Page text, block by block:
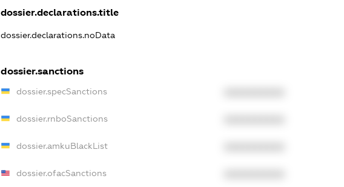
dossier.declarations.title
dossier.declarations.noData
dossier.sanctions
dossier.specSanctions
dossier.rnboSanctions
dossier.amkuBlackList
dossier.ofacSanctions